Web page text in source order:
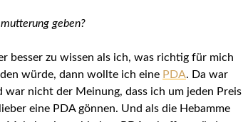
geben?
besser zu wissen als ich, was richtig für mich
würde, dann wollte ich eine PDA. Da war
nicht der Meinung, dass ich um jeden Preis
eine PDA gönnen. Und als die Hebamme